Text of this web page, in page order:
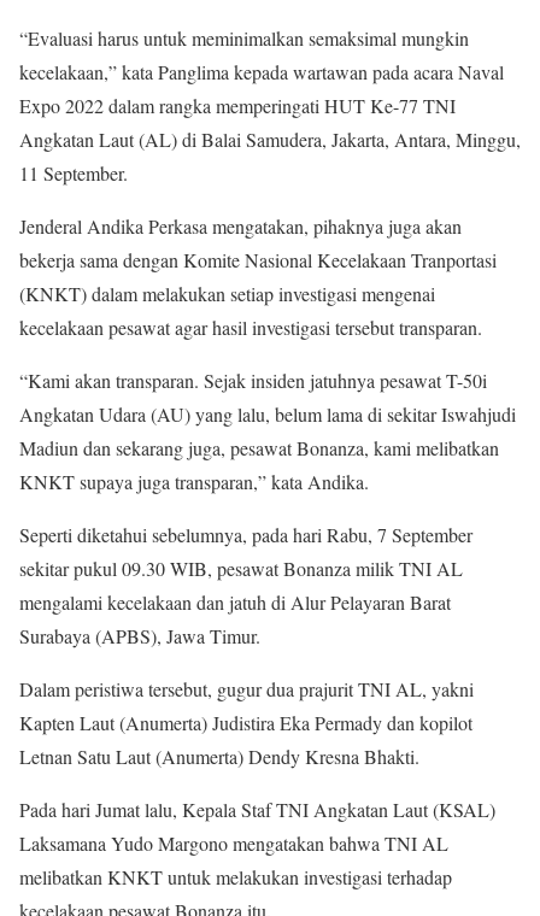
“Evaluasi harus untuk meminimalkan semaksimal mungkin
kecelakaan,” kata Panglima kepada wartawan pada acara Naval
Expo 2022 dalam rangka memperingati HUT Ke-77 TNI
Angkatan Laut (AL) di Balai Samudera, Jakarta, Antara, Minggu,
11 September.
Jenderal Andika Perkasa mengatakan, pihaknya juga akan
bekerja sama dengan Komite Nasional Kecelakaan Tranportasi
(KNKT) dalam melakukan setiap investigasi mengenai
kecelakaan pesawat agar hasil investigasi tersebut transparan.
“Kami akan transparan. Sejak insiden jatuhnya pesawat T-50i
Angkatan Udara (AU) yang lalu, belum lama di sekitar Iswahjudi
Madiun dan sekarang juga, pesawat Bonanza, kami melibatkan
KNKT supaya juga transparan,” kata Andika.
Seperti diketahui sebelumnya, pada hari Rabu, 7 September
sekitar pukul 09.30 WIB, pesawat Bonanza milik TNI AL
mengalami kecelakaan dan jatuh di Alur Pelayaran Barat
Surabaya (APBS), Jawa Timur.
Dalam peristiwa tersebut, gugur dua prajurit TNI AL, yakni
Kapten Laut (Anumerta) Judistira Eka Permady dan kopilot
Letnan Satu Laut (Anumerta) Dendy Kresna Bhakti.
Pada hari Jumat lalu, Kepala Staf TNI Angkatan Laut (KSAL)
Laksamana Yudo Margono mengatakan bahwa TNI AL
melibatkan KNKT untuk melakukan investigasi terhadap
kecelakaan pesawat Bonanza itu.